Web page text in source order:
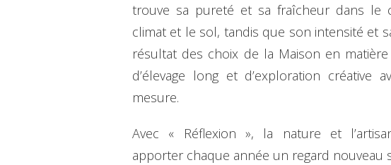
trouve sa pureté et sa fraîcheur dans le
climat et le sol, tandis que son intensité et
résultat des choix de la Maison en matière
d’élevage long et d’exploration créative
mesure.
Avec « Réflexion », la nature et
apporter chaque année un regard nouveau